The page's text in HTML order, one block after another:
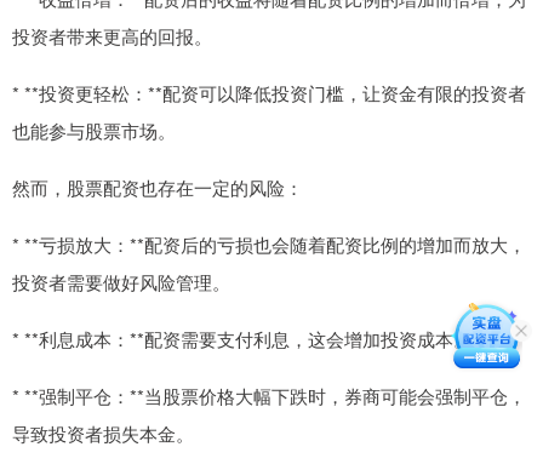
投资者带来更高的回报。
* **投资更轻松：**配资可以降低投资门槛，让资金有限的投资者
也能参与股票市场。
然而，股票配资也存在一定的风险：
* **亏损放大：**配资后的亏损也会随着配资比例的增加而放大，
投资者需要做好风险管理。
* **利息成本：**配资需要支付利息，这会增加投资成本。
* **强制平仓：**当股票价格大幅下跌时，券商可能会强制平仓，
导致投资者损失本金。